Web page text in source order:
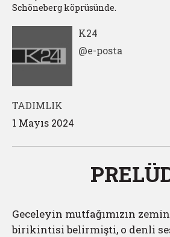
Schöneberg köprüsünde.
K24
@e-posta
TADIMLIK
1 Mayıs 2024
Geceleyin mutfağımızın
birikintisi belirmişti, o denli